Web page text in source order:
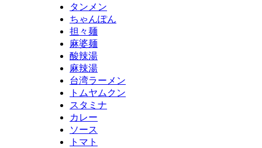
タンメン
ちゃんぽん
担々麺
麻婆麺
酸辣湯
麻辣湯
台湾ラーメン
トムヤムクン
スタミナ
カレー
ソース
トマト